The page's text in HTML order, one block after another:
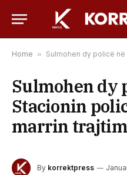
Home » Sulmohen dy policë në
Sulmohen dy
Stacionin
marrin
By korrektpress